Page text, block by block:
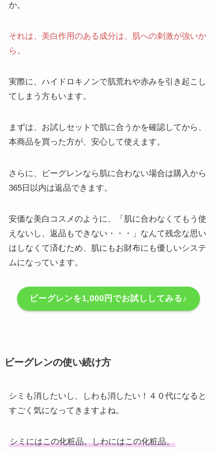
か。
それは、美白作用のある成分は、肌への刺激が強いか
ら。
実際に、ハイドロキノンで肌荒れや赤みを引き起こし
てしまう方もいます。
まずは、お試しセットで肌に合うかを確認してから、
本商品を買った方が、安心して使えます。
さらに、ビーグレンなら肌に合わない場合は購入から
365日以内は返品できます。
安価な美白コスメのように、「肌に合わなくてもう使
えないし、返品もできない・・・」なんて残念な思い
はしなくて済むため、肌にもお財布にも優しいシステ
ムになっています。
ビーグレンを1,000円でお試ししてみる♪
ビーグレンの使い続け方
シミも消したいし、しわも消したい！４０代になると
すごく気になってきますよね。
シミにはこの化粧品。しわにはこの化粧品。